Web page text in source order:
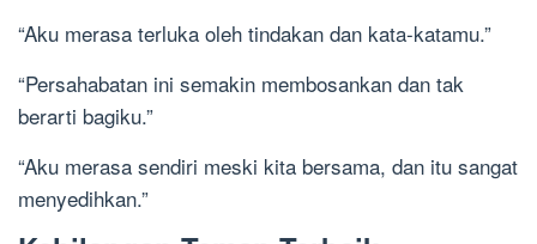
“Aku merasa terluka oleh tindakan dan kata-katamu.”
“Persahabatan ini semakin membosankan dan tak
berarti bagiku.”
“Aku merasa sendiri meski kita bersama, dan itu sangat
menyedihkan.”